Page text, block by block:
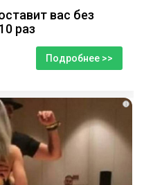
вас без
раз
Подробнее >>
i